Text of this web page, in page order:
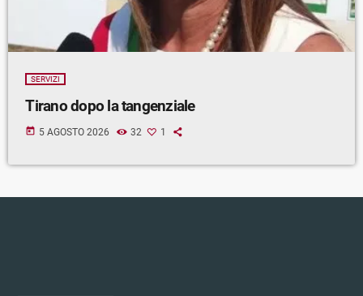
SERVIZI
Tirano dopo la tangenziale
today 5 AGOSTO 2026 32 1